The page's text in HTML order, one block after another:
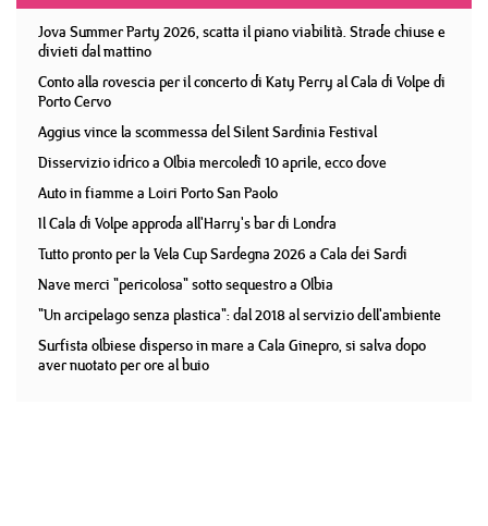
Jova Summer Party 2026, scatta il piano viabilità. Strade chiuse e
divieti dal mattino
Conto alla rovescia per il concerto di Katy Perry al Cala di Volpe di
Porto Cervo
Aggius vince la scommessa del Silent Sardinia Festival
Disservizio idrico a Olbia mercoledì 10 aprile, ecco dove
Auto in fiamme a Loiri Porto San Paolo
Il Cala di Volpe approda all'Harry's bar di Londra
Tutto pronto per la Vela Cup Sardegna 2026 a Cala dei Sardi
Nave merci "pericolosa" sotto sequestro a Olbia
"Un arcipelago senza plastica": dal 2018 al servizio dell'ambiente
Surfista olbiese disperso in mare a Cala Ginepro, si salva dopo
aver nuotato per ore al buio